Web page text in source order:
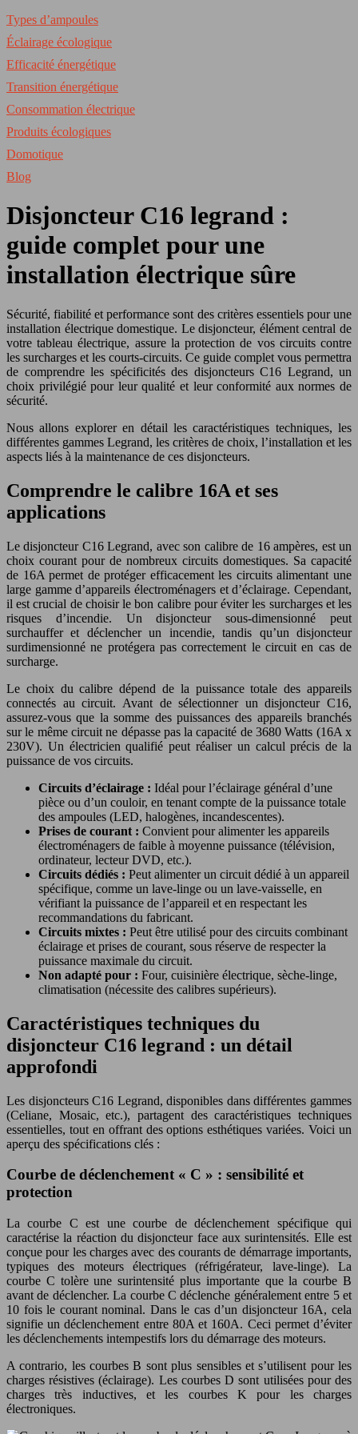
Types d’ampoules
Éclairage écologique
Efficacité énergétique
Transition énergétique
Consommation électrique
Produits écologiques
Domotique
Blog
Disjoncteur C16 legrand :
guide complet pour une
installation électrique sûre
Sécurité, fiabilité et performance sont des critères essentiels pour une
installation électrique domestique. Le disjoncteur, élément central de
votre tableau électrique, assure la protection de vos circuits contre
les surcharges et les courts-circuits. Ce guide complet vous permettra
de comprendre les spécificités des disjoncteurs C16 Legrand, un
choix privilégié pour leur qualité et leur conformité aux normes de
sécurité.
Nous allons explorer en détail les caractéristiques techniques, les
différentes gammes Legrand, les critères de choix, l’installation et les
aspects liés à la maintenance de ces disjoncteurs.
Comprendre le calibre 16A et ses
applications
Le disjoncteur C16 Legrand, avec son calibre de 16 ampères, est un
choix courant pour de nombreux circuits domestiques. Sa capacité
de 16A permet de protéger efficacement les circuits alimentant une
large gamme d’appareils électroménagers et d’éclairage. Cependant,
il est crucial de choisir le bon calibre pour éviter les surcharges et les
risques d’incendie. Un disjoncteur sous-dimensionné peut
surchauffer et déclencher un incendie, tandis qu’un disjoncteur
surdimensionné ne protégera pas correctement le circuit en cas de
surcharge.
Le choix du calibre dépend de la puissance totale des appareils
connectés au circuit. Avant de sélectionner un disjoncteur C16,
assurez-vous que la somme des puissances des appareils branchés
sur le même circuit ne dépasse pas la capacité de 3680 Watts (16A x
230V). Un électricien qualifié peut réaliser un calcul précis de la
puissance de vos circuits.
Circuits d’éclairage : Idéal pour l’éclairage général d’une
pièce ou d’un couloir, en tenant compte de la puissance totale
des ampoules (LED, halogènes, incandescentes).
Prises de courant : Convient pour alimenter les appareils
électroménagers de faible à moyenne puissance (télévision,
ordinateur, lecteur DVD, etc.).
Circuits dédiés : Peut alimenter un circuit dédié à un appareil
spécifique, comme un lave-linge ou un lave-vaisselle, en
vérifiant la puissance de l’appareil et en respectant les
recommandations du fabricant.
Circuits mixtes : Peut être utilisé pour des circuits combinant
éclairage et prises de courant, sous réserve de respecter la
puissance maximale du circuit.
Non adapté pour : Four, cuisinière électrique, sèche-linge,
climatisation (nécessite des calibres supérieurs).
Caractéristiques techniques du
disjoncteur C16 legrand : un détail
approfondi
Les disjoncteurs C16 Legrand, disponibles dans différentes gammes
(Celiane, Mosaic, etc.), partagent des caractéristiques techniques
essentielles, tout en offrant des options esthétiques variées. Voici un
aperçu des spécifications clés :
Courbe de déclenchement « C » : sensibilité et
protection
La courbe C est une courbe de déclenchement spécifique qui
caractérise la réaction du disjoncteur face aux surintensités. Elle est
conçue pour les charges avec des courants de démarrage importants,
typiques des moteurs électriques (réfrigérateur, lave-linge). La
courbe C tolère une surintensité plus importante que la courbe B
avant de déclencher. La courbe C déclenche généralement entre 5 et
10 fois le courant nominal. Dans le cas d’un disjoncteur 16A, cela
signifie un déclenchement entre 80A et 160A. Ceci permet d’éviter
les déclenchements intempestifs lors du démarrage des moteurs.
A contrario, les courbes B sont plus sensibles et s’utilisent pour les
charges résistives (éclairage). Les courbes D sont utilisées pour des
charges très inductives, et les courbes K pour les charges
électroniques.